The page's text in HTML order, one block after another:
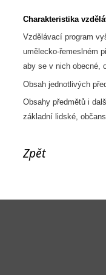
Charakteristika
Vzdělávací program
umělecko-řemeslném
aby se v nich obecné,
Obsah jednotlivých
Obsahy předmětů i
základní lidské,
Zpět